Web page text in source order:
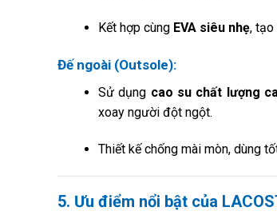
Kết hợp cùng EVA siêu nhẹ, tạo
Đế ngoài (Outsole):
Sử dụng cao su chất lượng
xoay người đột ngột.
Thiết kế chống mài mòn, dùng
5. Ưu điểm nổi bật của